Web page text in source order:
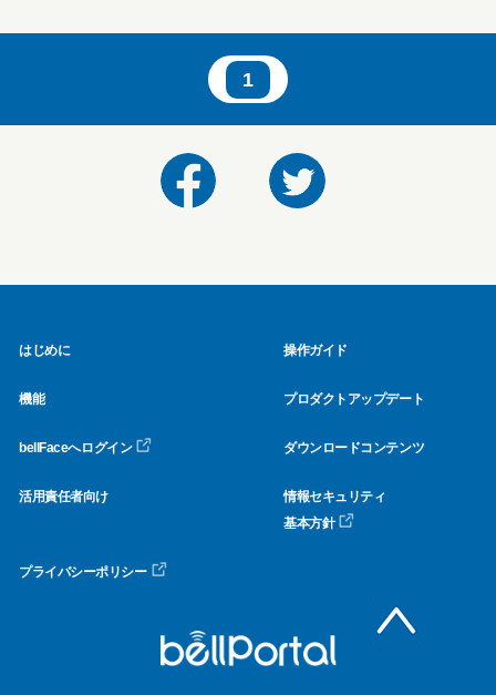
1
はじめに 操作ガイド
機能 プロダクトアップデート
bellFaceへログイン ダウンロードコンテンツ
活用責任者向け
情報セキュリティ
基本方針
プライバシーポリシー